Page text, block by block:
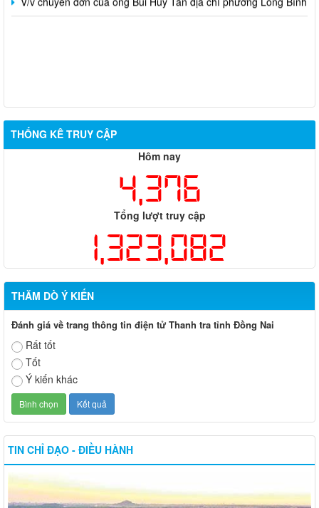
THỐNG KÊ TRUY CẬP
Hôm nay
4,376
Tổng lượt truy cập
1,323,082
THĂM DÒ Ý KIẾN
Đánh giá về trang thông tin điện tử Thanh tra tỉnh Đồng Nai
Rất tốt
Tốt
Ý kiến khác
TIN CHỈ ĐẠO - ĐIỀU HÀNH